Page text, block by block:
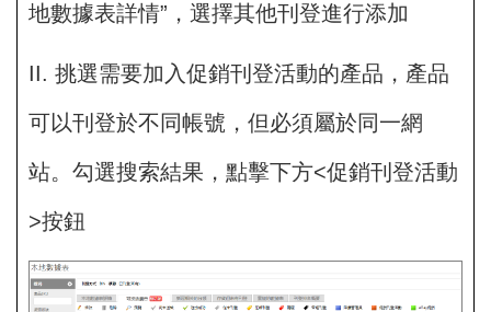
地數據表詳情”，選擇其他刊登進行添加
II. 挑選需要加入促銷刊登活動的產品，產品
可以刊登於不同帳號，但必須屬於同一網
站。勾選搜索結果，點擊下方<促銷刊登活動
>按鈕